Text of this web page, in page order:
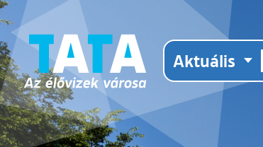
Aktuális